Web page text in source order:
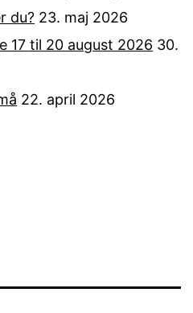
du? 23. maj 2026
17 til 20 august 2026 30.
22. april 2026